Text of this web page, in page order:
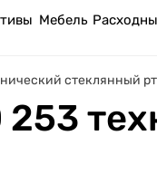
Мебель
стеклянный